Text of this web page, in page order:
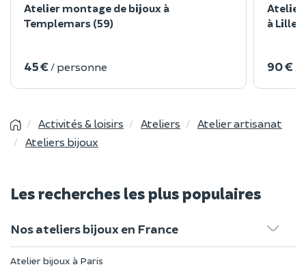
Atelier montage de bijoux à
Templemars (59)
45 € / personne
Atelier
à Lille
90 €
Activités & loisirs Ateliers
Atelier artisanat
Ateliers bijoux
Les recherches les plus populaires
Nos ateliers bijoux en France
Atelier bijoux à Paris